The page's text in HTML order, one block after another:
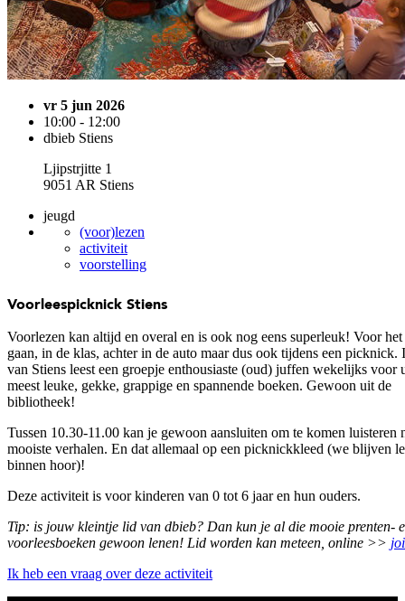
vr 5 jun 2026
10:00 - 12:00
dbieb Stiens
Ljipstrjitte 1
9051 AR Stiens
jeugd
(voor)lezen
activiteit
voorstelling
Voorleespicknick Stiens
Voorlezen kan altijd en overal en is ook nog eens superleuk! Voor het
gaan, in de klas, achter in de auto maar dus ook tijdens een picknick.
van Stiens leest een groepje enthousiaste (oud) juffen wekelijks voor
meest leuke, gekke, grappige en spannende boeken. Gewoon uit de
bibliotheek!
Tussen 10.30-11.00 kan je gewoon aansluiten om te komen luisteren
mooiste verhalen. En dat allemaal op een picknickkleed (we blijven
binnen hoor)!
Deze activiteit is voor kinderen van 0 tot 6 jaar en hun ouders.
Tip: is jouw kleintje lid van dbieb? Dan kun je al die mooie prenten-
voorleesboeken gewoon lenen! Lid worden kan meteen, online >>
Ik heb een vraag over deze activiteit